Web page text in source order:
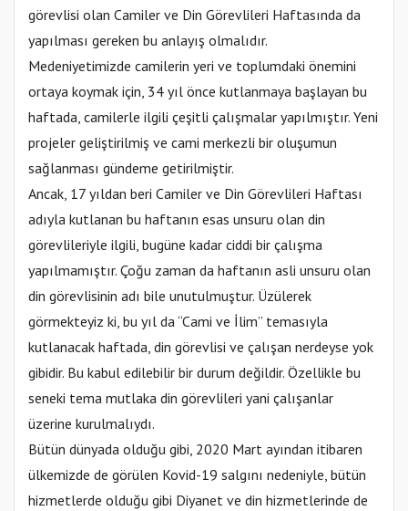
görevlisi olan Camiler ve Din Görevlileri Haftasında da
yapılması gereken bu anlayış olmalıdır.
Medeniyetimizde camilerin yeri ve toplumdaki önemini
ortaya koymak için, 34 yıl önce kutlanmaya başlayan bu
haftada, camilerle ilgili çeşitli çalışmalar yapılmıştır. Yeni
projeler geliştirilmiş ve cami merkezli bir oluşumun
sağlanması gündeme getirilmiştir.
Ancak, 17 yıldan beri Camiler ve Din Görevlileri Haftası
adıyla kutlanan bu haftanın esas unsuru olan din
görevlileriyle ilgili, bugüne kadar ciddi bir çalışma
yapılmamıştır. Çoğu zaman da haftanın asli unsuru olan
din görevlisinin adı bile unutulmuştur. Üzülerek
görmekteyiz ki, bu yıl da “Cami ve İlim” temasıyla
kutlanacak haftada, din görevlisi ve çalışan nerdeyse yok
gibidir. Bu kabul edilebilir bir durum değildir. Özellikle bu
seneki tema mutlaka din görevlileri yani çalışanlar
üzerine kurulmalıydı.
Bütün dünyada olduğu gibi, 2020 Mart ayından itibaren
ülkemizde de görülen Kovid-19 salgını nedeniyle, bütün
hizmetlerde olduğu gibi Diyanet ve din hizmetlerinde de